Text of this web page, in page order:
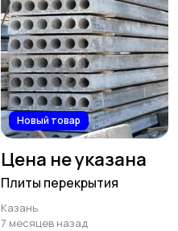
Новый товар
Цена не указана
Плиты перекрытия
Казань
7 месяцев назад